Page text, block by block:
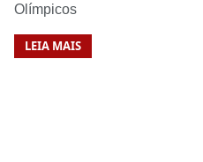
Olímpicos
LEIA MAIS